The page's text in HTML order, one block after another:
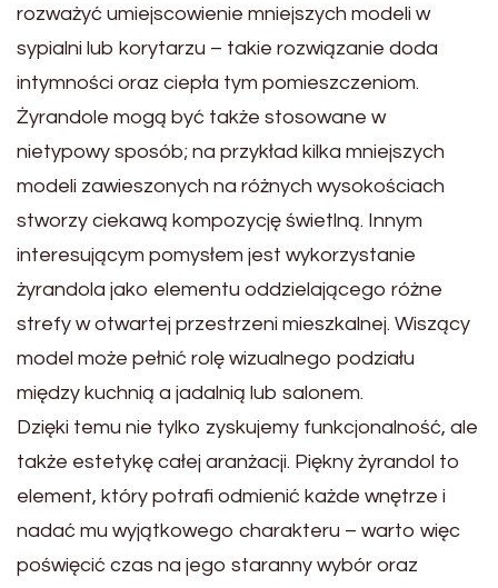
rozważyć umiejscowienie mniejszych modeli w
sypialni lub korytarzu – takie rozwiązanie doda
intymności oraz ciepła tym pomieszczeniom.
Żyrandole mogą być także stosowane w
nietypowy sposób; na przykład kilka mniejszych
modeli zawieszonych na różnych wysokościach
stworzy ciekawą kompozycję świetlną. Innym
interesującym pomysłem jest wykorzystanie
żyrandola jako elementu oddzielającego różne
strefy w otwartej przestrzeni mieszkalnej. Wiszący
model może pełnić rolę wizualnego podziału
między kuchnią a jadalnią lub salonem.
Dzięki temu nie tylko zyskujemy funkcjonalność, ale
także estetykę całej aranżacji. Piękny żyrandol to
element, który potrafi odmienić każde wnętrze i
nadać mu wyjątkowego charakteru – warto więc
poświęcić czas na jego staranny wybór oraz